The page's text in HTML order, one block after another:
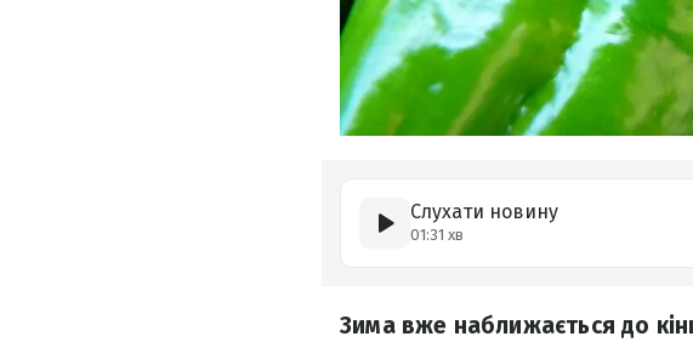
Слухати новину
01:31 хв
Зима вже наближається до